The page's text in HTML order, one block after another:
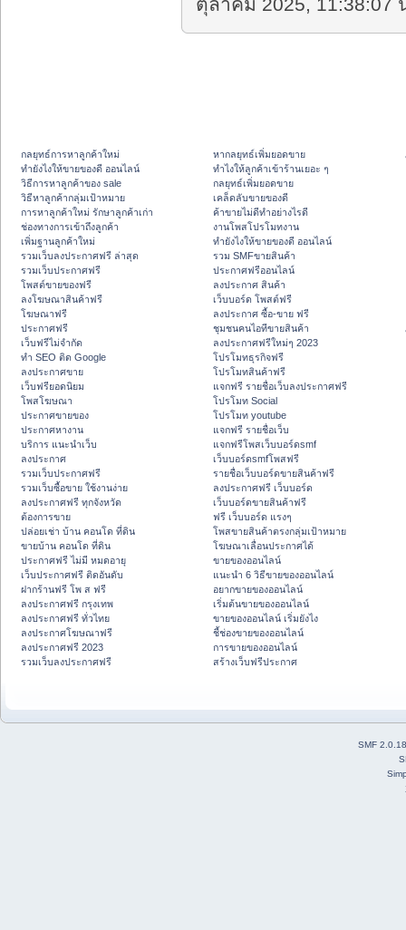
ตุลาคม 2025, 11:38:07
กลยุทธ์การหาลูกค้าใหม่
ทํายังไงให้ขายของดี ออนไลน์
วิธีการหาลูกค้าของ sale
วิธีหาลูกค้ากลุ่มเป้าหมาย
การหาลูกค้าใหม่ รักษาลูกค้าเก่า
ช่องทางการเข้าถึงลูกค้า
เพิ่มฐานลูกค้าใหม่
รวมเว็บลงประกาศฟรี ล่าสุด
รวมเว็บประกาศฟรี
โพสต์ขายของฟรี
ลงโฆษณาสินค้าฟรี
โฆษณาฟรี
ประกาศฟรี
เว็บฟรีไม่จำกัด
ทำ SEO ติด Google
ลงประกาศขาย
เว็บฟรียอดนิยม
โพสโฆษณา
ประกาศขายของ
ประกาศหางาน
บริการ แนะนำเว็บ
ลงประกาศ
รวมเว็บประกาศฟรี
รวมเว็บซื้อขาย ใช้งานง่าย
ลงประกาศฟรี ทุกจังหวัด
ต้องการขาย
ปล่อยเช่า บ้าน คอนโด ที่ดิน
ขายบ้าน คอนโด ที่ดิน
ประกาศฟรี ไม่มี หมดอายุ
เว็บประกาศฟรี ติดอันดับ
ฝากร้านฟรี โพ ส ฟรี
ลงประกาศฟรี กรุงเทพ
ลงประกาศฟรี ทั่วไทย
ลงประกาศโฆษณาฟรี
ลงประกาศฟรี 2023
รวมเว็บลงประกาศฟรี
หากลยุทธ์เพิ่มยอดขาย
ทําไงให้ลูกค้าเข้าร้านเยอะ ๆ
กลยุทธ์เพิ่มยอดขาย
เคล็ดลับขายของดี
ค้าขายไม่ดีทำอย่างไรดี
งานโพสโปรโมทงาน
ทํายังไงให้ขายของดี ออนไลน์
รวม SMFขายสินค้า
ประกาศฟรีออนไลน์
ลงประกาศ สินค้า
เว็บบอร์ด โพสต์ฟรี
ลงประกาศ ซื้อ-ขาย ฟรี
ชุมชนคนไอทีขายสินค้า
ลงประกาศฟรีใหม่ๆ 2023
โปรโมทธุรกิจฟรี
โปรโมทสินค้าฟรี
แจกฟรี รายชื่อเว็บลงประกาศฟรี
โปรโมท Social
โปรโมท youtube
แจกฟรี รายชื่อเว็บ
แจกฟรีโพสเว็บบอร์ดsmf
เว็บบอร์ดsmfโพสฟรี
รายชื่อเว็บบอร์ดขายสินค้าฟรี
ลงประกาศฟรี เว็บบอร์ด
เว็บบอร์ดขายสินค้าฟรี
ฟรี เว็บบอร์ด แรงๆ
โพสขายสินค้าตรงกลุ่มเป้าหมาย
โฆษณาเลื่อนประกาศได้
ขายของออนไลน์
แนะนำ 6 วิธีขายของออนไลน์
อยากขายของออนไลน์
เริ่มต้นขายของออนไลน์
ขายของออนไลน์ เริ่มยังไง
ชี้ช่องขายของออนไลน์
การขายของออนไลน์
สร้างเว็บฟรีประกาศ
SMF 2.0.18